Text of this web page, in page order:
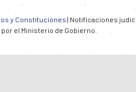
y Constituciones | Notificaciones
el Ministerio de Gobierno.